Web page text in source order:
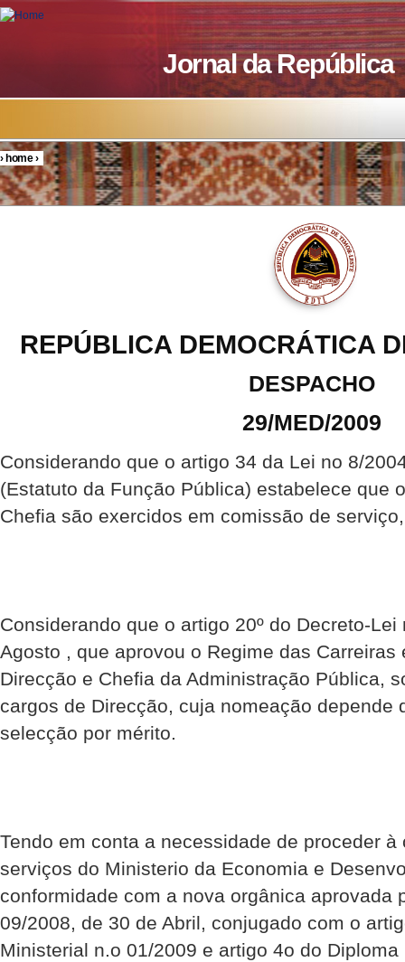
Skip to main content
Jornal da República
You are here
›home›
REPÚBLICA DEMOCRÁTICA
DESPACHO
29/MED/2009
Considerando que o artigo 34 da Lei no 8/
(Estatuto da Função Pública) estabelece que
Chefia são exercidos em comissão de
Considerando que o artigo 20º do Decreto-Lei
Agosto , que aprovou o Regime das Carreiras
Direcção e Chefia da Administração Pública,
cargos de Direcção, cuja nomeação depende
selecção por mérito.
Tendo em conta a necessidade de proceder à
serviços do Ministerio da Economia e
conformidade com a nova orgânica aprovada
09/2008, de 30 de Abril, conjugado com o
Ministerial n.o 01/2009 e artigo 4o do